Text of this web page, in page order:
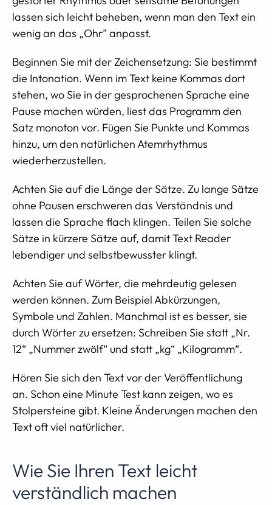
lassen sich leicht beheben, wenn man den Text ein
wenig an das „Ohr” anpasst.
Beginnen Sie mit der Zeichensetzung: Sie bestimmt
die Intonation. Wenn im Text keine Kommas dort
stehen, wo Sie in der gesprochenen Sprache eine
Pause machen würden, liest das Programm den
Satz monoton vor. Fügen Sie Punkte und Kommas
hinzu, um den natürlichen Atemrhythmus
wiederherzustellen.
Achten Sie auf die Länge der Sätze. Zu lange Sätze
ohne Pausen erschweren das Verständnis und
lassen die Sprache flach klingen. Teilen Sie solche
Sätze in kürzere Sätze auf, damit Text Reader
lebendiger und selbstbewusster klingt.
Achten Sie auf Wörter, die mehrdeutig gelesen
werden können. Zum Beispiel Abkürzungen,
Symbole und Zahlen. Manchmal ist es besser, sie
durch Wörter zu ersetzen: Schreiben Sie statt „Nr.
12“ „Nummer zwölf“ und statt „kg“ „Kilogramm“.
Hören Sie sich den Text vor der Veröffentlichung
an. Schon eine Minute Test kann zeigen, wo es
Stolpersteine gibt. Kleine Änderungen machen den
Text oft viel natürlicher.
Wie Sie Ihren Text leicht
verständlich machen